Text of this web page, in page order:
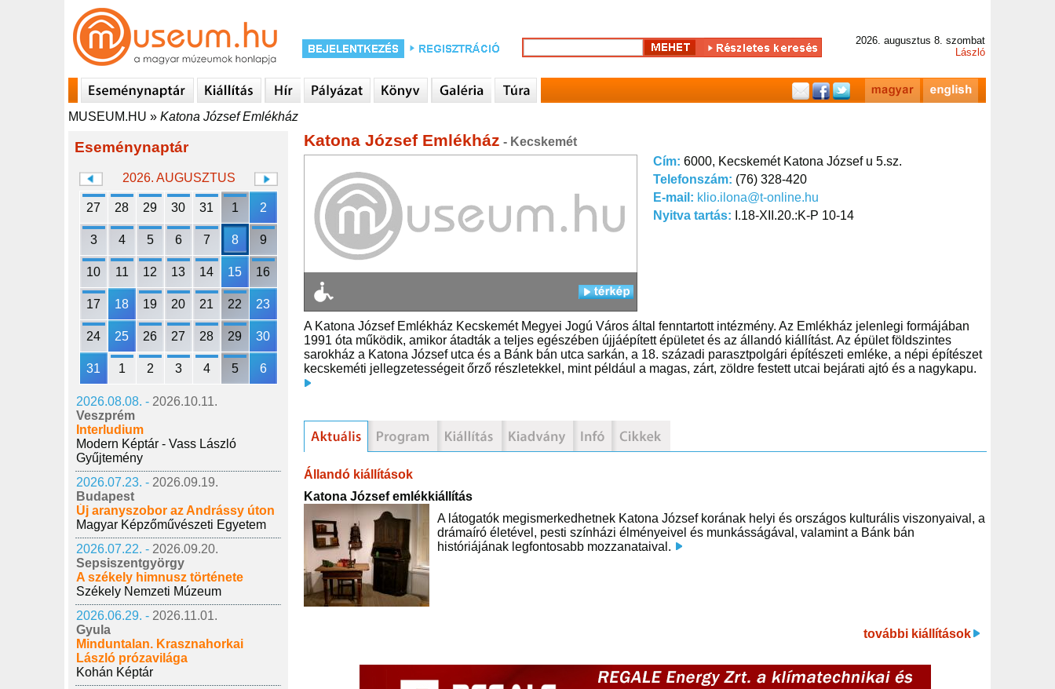
2026. augusztus 8. szombat
László
MUSEUM.HU » Katona József Emlékház
Eseménynaptár
2026. AUGUSZTUS
27 28 29 30 31 1 2
3 4 5 6 7 8 9
10 11 12 13 14 15 16
17 18 19 20 21 22 23
24 25 26 27 28 29 30
31 1 2 3 4 5 6
2026.08.08. - 2026.10.11.
Veszprém
Interludium
Modern Képtár - Vass László
Gyűjtemény
2026.07.23. - 2026.09.19.
Budapest
Új aranyszobor az Andrássy úton
Magyar Képzőművészeti Egyetem
2026.07.22. - 2026.09.20.
Sepsiszentgyörgy
A székely himnusz története
Székely Nemzeti Múzeum
2026.06.29. - 2026.11.01.
Gyula
Minduntalan. Krasznahorkai
László prózavilága
Kohán Képtár
Katona József Emlékház - Kecskemét
Cím: 6000, Kecskemét Katona József u 5.sz.
Telefonszám: (76) 328-420
E-mail: klio.ilona@t-online.hu
Nyitva tartás: I.18-XII.20.:K-P 10-14
A Katona József Emlékház Kecskemét Megyei Jogú Város által fenntartott intézmény. Az Emlékház jelenlegi formájában
1991 óta működik, amikor átadták a teljes egészében újjáépített épületet és az állandó kiállítást. Az épület földszintes
sarokház a Katona József utca és a Bánk bán utca sarkán, a 18. századi parasztpolgári építészeti emléke, a népi építészet
kecskeméti jellegzetességeit őrző részletekkel, mint például a magas, zárt, zöldre festett utcai bejárati ajtó és a nagykapu.
Állandó kiállítások
Katona József emlékkiállítás
A látogatók megismerkedhetnek Katona József korának helyi és országos kulturális viszonyaival, a
drámaíró életével, pesti színházi élményeivel és munkásságával, valamint a Bánk bán
históriájának legfontosabb mozzanataival.
további kiállítások